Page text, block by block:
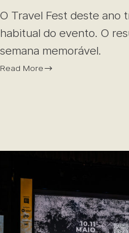
O Travel Fest deste ano
habitual do evento. O
semana memorável.
Read More